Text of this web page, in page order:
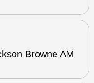
Browne AM